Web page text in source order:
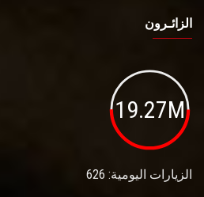
الزائـرون
19.27M
الزيارات اليومية: 626